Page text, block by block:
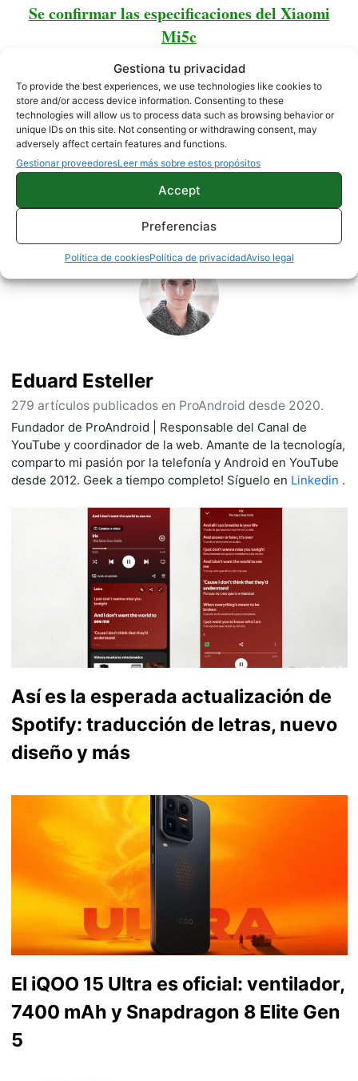
Gestiona tu privacidad
To provide the best experiences, we use technologies like cookies to
store and/or access device information. Consenting to these
technologies will allow us to process data such as browsing behavior or
unique IDs on this site. Not consenting or withdrawing consent, may
adversely affect certain features and functions.
Gestionar proveedoresLeer más sobre estos propósitos
Accept
Preferencias
Política de cookiesPolítica de privacidadAviso legal
Se confirmar las especificaciones del Xiaomi
Mi5c
Amazon Prime Vídeos |Google Play
NOTICIAS
Sobre este autor
Eduard Esteller
279 artículos publicados en ProAndroid desde 2020.
Fundador de ProAndroid | Responsable del Canal de
YouTube y coordinador de la web. Amante de la tecnología,
comparto mi pasión por la telefonía y Android en YouTube
desde 2012. Geek a tiempo completo! Síguelo en Linkedin .
Así es la esperada actualización de
Spotify: traducción de letras, nuevo
diseño y más
El iQOO 15 Ultra es oficial: ventilador,
7400 mAh y Snapdragon 8 Elite Gen
5